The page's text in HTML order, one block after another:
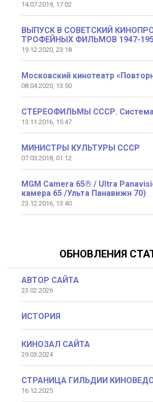
14.07.2019, 17:02
ВЫПУСК В СОВЕТСКИЙ
ТРОФЕЙНЫХ ФИЛЬМОВ 1947-
19.12.2020, 23:18
Московский кинотеатр
08.04.2020, 13:50
СТЕРЕОФИЛЬМЫ СССР. Система
13.11.2016, 15:47
МИНИСТРЫ КУЛЬТУРЫ СССР
07.03.2018, 01:12
MGM Camera 65® / Ultra
камера 65 /Ульта Панавижн 70)
23.12.2016, 13:40
ОБНОВЛЕНИЯ
АВТОР САЙТА
23.02.2026
ИСТОРИЯ
КИНОЗАЛ САЙТА
29.03.2024
СТРАНИЦА ГИЛЬДИИ
16.12.2025